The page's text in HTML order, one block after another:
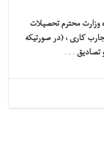
وزارت محترم تحصیلات
کاری ، (در صورتیکه
تصادیق . . .